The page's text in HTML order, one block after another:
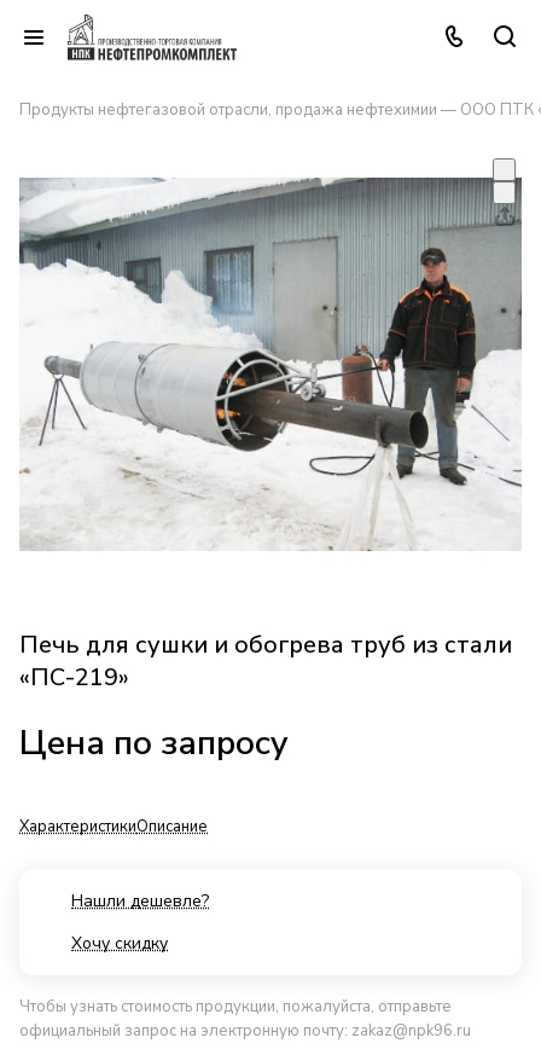
Продукты нефтегазовой отрасли, продажа нефтехимии — ООО ПТК
Печь для сушки и обогрева труб из стали
«ПС-219»
Цена по запросу
ХарактеристикиОписание
Нашли дешевле?
Хочу скидку
Чтобы узнать стоимость продукции, пожалуйста, отправьте
официальный запрос на электронную почту: zakaz@npk96.ru